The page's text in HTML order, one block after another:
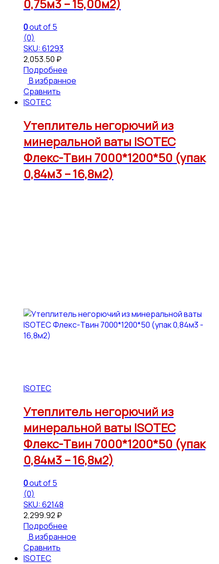
0,75м3 – 15,00м2)
0out of 5
(0)
SKU: 61293
2,053.50 ₽
Подробнее
В избранное
Сравнить
ISOTEC
Утеплитель негорючий из
минеральной ваты ISOTEC
Флекс-Твин 7000*1200*50 (упак
0,84м3 – 16,8м2)
ISOTEC
Утеплитель негорючий из
минеральной ваты ISOTEC
Флекс-Твин 7000*1200*50 (упак
0,84м3 – 16,8м2)
0out of 5
(0)
SKU: 62148
2,299.92 ₽
Подробнее
В избранное
Сравнить
ISOTEC